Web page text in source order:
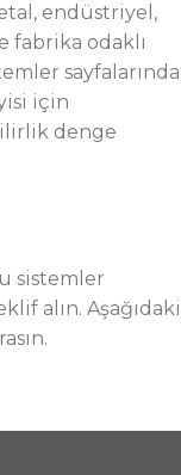
endüstriyel,
fabrika odaklı
sayfalarında
için
denge
sistemler
alın. Aşağıdaki